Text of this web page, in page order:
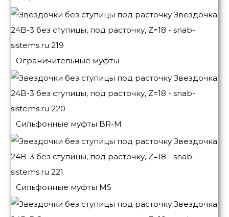
Ограничительные муфты
Сильфонные муфты BR-M
Сильфонные муфты MS